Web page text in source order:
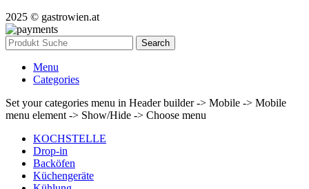
2025 © gastrowien.at
Search
Menu
Categories
Set your categories menu in Header builder -> Mobile -> Mobile
menu element -> Show/Hide -> Choose menu
KOCHSTELLE
Drop-in
Backöfen
Küchengeräte